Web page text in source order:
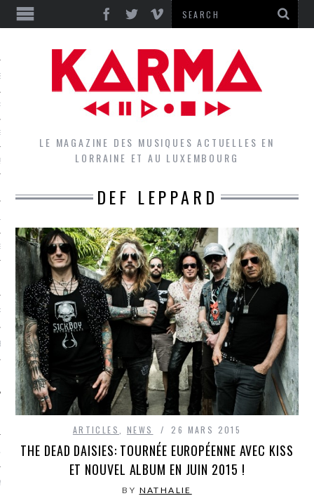
GROUPES DU LOCAL
LE LOCAL DU MAGAZINE
LE MAGAZINE DES MUSIQUES ACTUELLES EN
LORRAINE ET AU LUXEMBOURG
DEF LEPPARD
ARTICLES NEWS 26 MARS 2015
THE DEAD DAISIES: TOURNÉE EUROPÉENNE AVEC KISS
ET NOUVEL ALBUM EN JUIN 2015 !
BY NATHALIE